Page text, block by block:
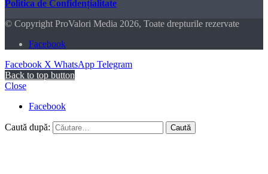
Politica de Confidențialitate
© Copyright ProValori Media 2026, Toate drepturile rezervate
Facebook
Facebook X WhatsApp Telegram
Back to top button
Close
Facebook
Caută după: